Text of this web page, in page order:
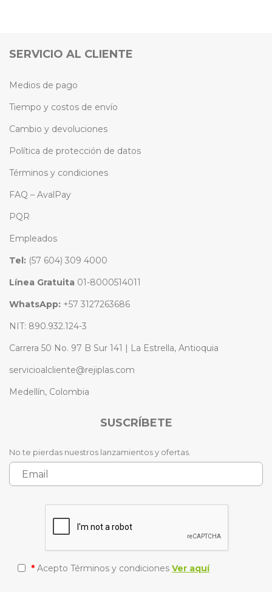
SERVICIO AL CLIENTE
Medios de pago
Tiempo y costos de envío
Cambio y devoluciones
Política de protección de datos
Términos y condiciones
FAQ – AvalPay
PQR
Empleados
Tel: (57 604) 309 4000
Línea Gratuita 01-8000514011
WhatsApp: +57 3127263686
NIT: 890.932.124-3
Carrera 50 No. 97 B Sur 141 | La Estrella, Antioquia
servicioalcliente@rejiplas.com
Medellín, Colombia
SUSCRÍBETE
No te pierdas nuestros lanzamientos y ofertas.
* Acepto Términos y condiciones Ver aquí